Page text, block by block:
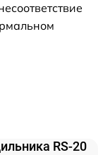
RS-20